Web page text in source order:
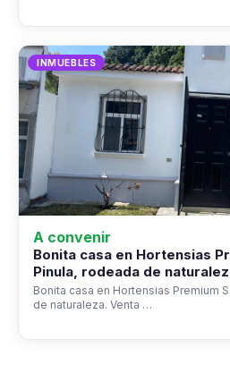
INMUEBLES
A convenir
Bonita casa en Hortensias
Pinula, rodeada de
Bonita casa en Hortensias Premium
de naturaleza. Venta …